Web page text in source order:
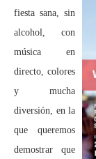
fiesta sana, sin
alcohol, con
música en
directo, colores
y mucha
diversión, en la
que queremos
demostrar que